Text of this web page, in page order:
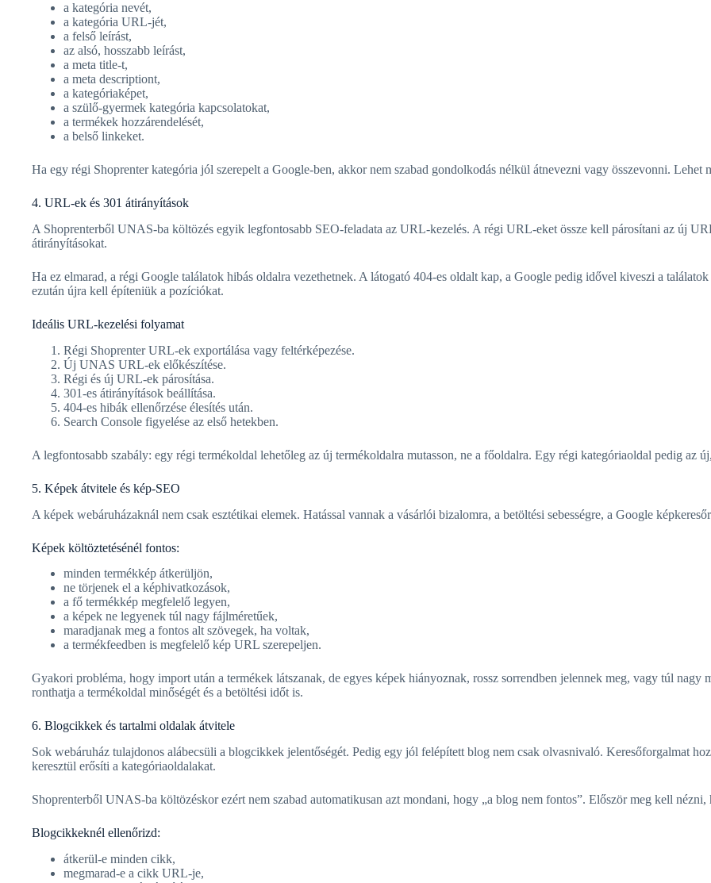
a kategória nevét,
a kategória URL-jét,
a felső leírást,
az alsó, hosszabb leírást,
a meta title-t,
a meta descriptiont,
a kategóriaképet,
a szülő-gyermek kategória kapcsolatokat,
a termékek hozzárendelését,
a belső linkeket.
Ha egy régi Shoprenter kategória jól szerepelt a Google-ben, akkor nem szabad gondolkodás nélkül átnevezni vagy összevonni. Lehet
4. URL-ek és 301 átirányítások
A Shoprenterből UNAS-ba költözés egyik legfontosabb SEO-feladata az URL-kezelés. A régi URL-eket össze kell párosítani az új
átirányításokat.
Ha ez elmarad, a régi Google találatok hibás oldalra vezethetnek. A látogató 404-es oldalt kap, a Google pedig idővel kiveszi a
ezután újra kell építeniük a pozíciókat.
Ideális URL-kezelési folyamat
Régi Shoprenter URL-ek exportálása vagy feltérképezése.
Új UNAS URL-ek előkészítése.
Régi és új URL-ek párosítása.
301-es átirányítások beállítása.
404-es hibák ellenőrzése élesítés után.
Search Console figyelése az első hetekben.
A legfontosabb szabály: egy régi termékoldal lehetőleg az új termékoldalra mutasson, ne a főoldalra. Egy régi kategóriaoldal pedig az
5. Képek átvitele és kép-SEO
A képek webáruházaknál nem csak esztétikai elemek. Hatással vannak a vásárlói bizalomra, a betöltési sebességre, a Google
Képek költöztetésénél fontos:
minden termékkép átkerüljön,
ne törjenek el a képhivatkozások,
a fő termékkép megfelelő legyen,
a képek ne legyenek túl nagy fájlméretűek,
maradjanak meg a fontos alt szövegek, ha voltak,
a termékfeedben is megfelelő kép URL szerepeljen.
Gyakori probléma, hogy import után a termékek látszanak, de egyes képek hiányoznak, rossz sorrendben jelennek meg, vagy túl nagy
ronthatja a termékoldal minőségét és a betöltési időt is.
6. Blogcikkek és tartalmi oldalak átvitele
Sok webáruház tulajdonos alábecsüli a blogcikkek jelentőségét. Pedig egy jól felépített blog nem csak olvasnivaló. Keresőforgalmat
keresztül erősíti a kategóriaoldalakat.
Shoprenterből UNAS-ba költözéskor ezért nem szabad automatikusan azt mondani, hogy „a blog nem fontos”. Először meg kell nézni,
Blogcikkeknél ellenőrizd:
átkerül-e minden cikk,
megmarad-e a cikk URL-je,